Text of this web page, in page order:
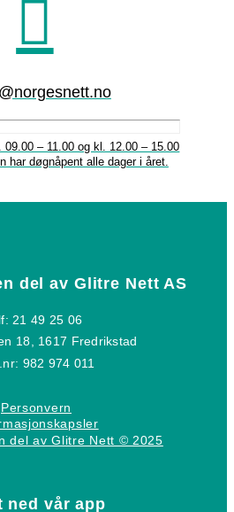
– 11.00 og kl. 12.00 – 15.00
har døgnåpent alle dager i året.
del av Glitre Nett AS
21 49 25 06
18, 1617 Fredrikstad
982 974 011
Personvern
del av Glitre Nett © 2025
ned vår app